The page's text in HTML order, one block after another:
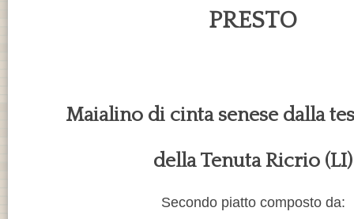
PRESTO
Maialino di cinta senese dalla
della Tenuta Ricrio (LI)
Secondo piatto composto da: